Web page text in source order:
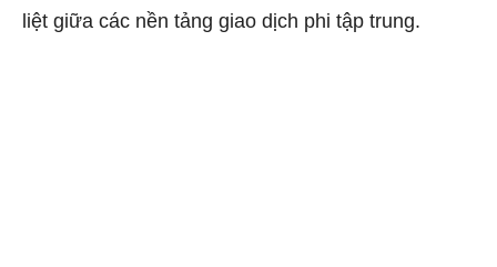
liệt giữa các nền tảng giao dịch phi tập trung.